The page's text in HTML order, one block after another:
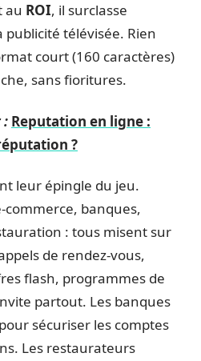
au ROI, il surclasse
publicité télévisée. Rien
court (160 caractères)
sans fioritures.
: Reputation en ligne :
?
leur épingle du jeu.
commerce, banques,
: tous misent sur
de rendez-vous,
flash, programmes de
partout. Les banques
sécuriser les comptes
Les restaurateurs